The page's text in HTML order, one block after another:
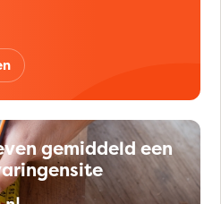
gemiddeld een